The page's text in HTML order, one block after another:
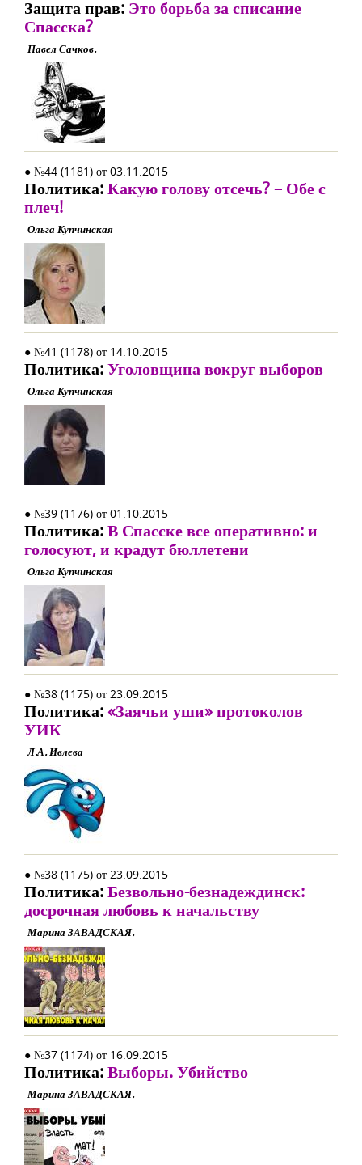
Защита прав: Это борьба за списание
Спасска?
Павел Сачков.
● №44 (1181) от 03.11.2015
Политика:Какую голову отсечь? – Обе с
плеч!
Ольга Купчинская
● №41 (1178) от 14.10.2015
Политика:Уголовщина вокруг выборов
Ольга Купчинская
● №39 (1176) от 01.10.2015
Политика:В Спасске все оперативно: и
голосуют, и крадут бюллетени
Ольга Купчинская
● №38 (1175) от 23.09.2015
Политика:«Заячьи уши» протоколов
УИК
Л.А. Ивлева
● №38 (1175) от 23.09.2015
Политика:Безвольно-безнадеждинск:
досрочная любовь к начальству
Марина ЗАВАДСКАЯ.
● №37 (1174) от 16.09.2015
Политика:Выборы. Убийство
Марина ЗАВАДСКАЯ.